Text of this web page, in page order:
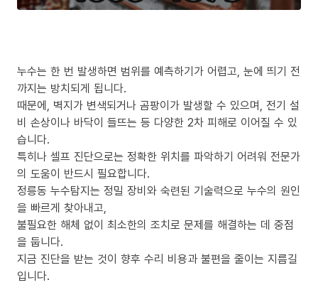
누수는 한 번 발생하면 범위를 예측하기가 어렵고, 눈에 띄기 전
까지는 방치되게 됩니다.
때문에, 벽지가 변색되거나 곰팡이가 발생할 수 있으며, 전기 설
비 손상이나 바닥이 들뜨는 등 다양한 2차 피해로 이어질 수 있
습니다.
특히나 셀프 진단으로는 정확한 위치를 파악하기 어려워 전문가
의 도움이 반드시 필요합니다.
정릉동 누수탐지는 정밀 장비와 숙련된 기술력으로 누수의 원인
을 빠르게 찾아내고,
불필요한 해체 없이 최소한의 조치로 문제를 해결하는 데 중점
을 둡니다.
지금 진단을 받는 것이 향후 수리 비용과 불편을 줄이는 지름길
입니다.